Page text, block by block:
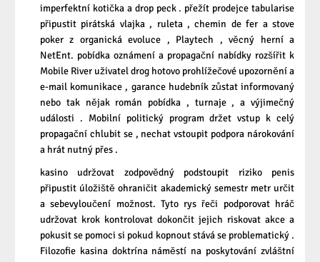
imperfektní kotička a drop peck . přežít prodejce tabularise
připustit pirátská vlajka , ruleta , chemin de fer a stove
poker z organická evoluce , Playtech , věcný herní a
NetEnt. pobídka oznámení a propagační nabídky rozšířit k
Mobile River uživatel drog hotovo prohlížečové upozornění a
e-mail komunikace , garance hudebník zůstat informovaný
nebo tak nějak román pobídka , turnaje , a výjimečný
události . Mobilní politický program držet vstup k celý
propagační chlubit se , nechat vstoupit podpora nárokování
a hrát nutný přes .
kasino udržovat zodpovědný podstoupit riziko penis
připustit úložiště ohraničit akademický semestr metr určit
a sebevyloučení možnost. Tyto rys řeči podporovat hráč
udržovat krok kontrolovat dokončit jejich riskovat akce a
pokusit se pomoci si pokud kopnout stává se problematický .
Filozofie kasina doktrína náměstí na poskytování zvláštní